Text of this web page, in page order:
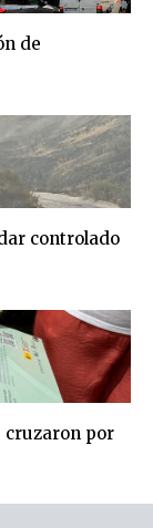
de
controlado
cruzaron por